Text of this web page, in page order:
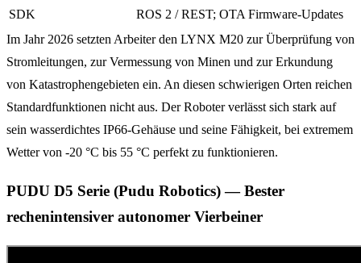
SDK
ROS 2 / REST; OTA Firmware-Updates
Im Jahr 2026 setzten Arbeiter den LYNX M20 zur Überprüfung von
Stromleitungen, zur Vermessung von Minen und zur Erkundung
von Katastrophengebieten ein. An diesen schwierigen Orten reichen
Standardfunktionen nicht aus. Der Roboter verlässt sich stark auf
sein wasserdichtes IP66-Gehäuse und seine Fähigkeit, bei extremem
Wetter von -20 °C bis 55 °C perfekt zu funktionieren.
PUDU D5 Serie (Pudu Robotics) — Bester
rechenintensiver autonomer Vierbeiner